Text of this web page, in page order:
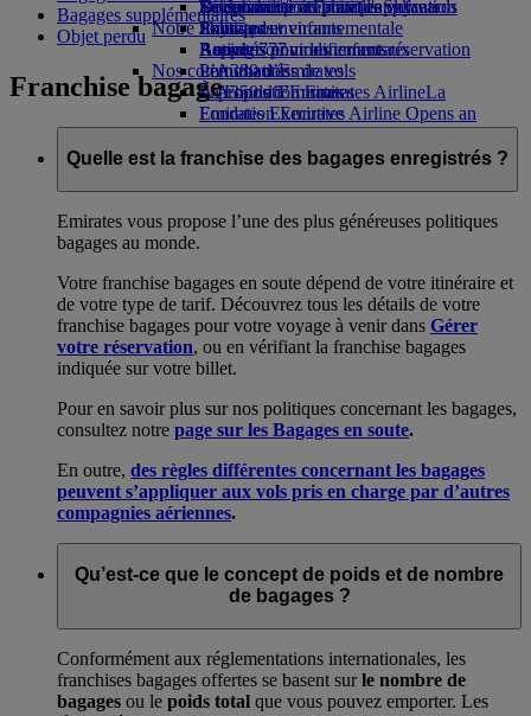
Boissons
Notre flotte
Boeing 777
L’A380 d’Emirates
L’A350 d’Emirates
Emirates Executive
Plan des sièges
Divertissements pour les enfants
Jouets pour enfants
Activités pour les enfants
La durabilité en pratique
Politique environnementale
Rapports environnementaux
Nos communautés
La Fondation Emirates AirlineLa
Fondation Emirates Airline Opens an
external link in a new tab
Parrainages
Se connecter à Emirates Skywards
Skywards+
Téléphone portable et l'application
Emirates
Annuler ou modifier une réservation
Perturbations de vols
À propos d’Emirates
Bagages supplémentaires
Objet perdu
Franchise bagage
Quelle est la franchise des bagages enregistrés ?
Emirates vous propose l’une des plus généreuses politiques
bagages au monde.
Votre franchise bagages en soute dépend de votre itinéraire et
de votre type de tarif. Découvrez tous les détails de votre
franchise bagages pour votre voyage à venir dans Gérer
votre réservation, ou en vérifiant la franchise bagages
indiquée sur votre billet.
Pour en savoir plus sur nos politiques concernant les bagages,
consultez notre page sur les Bagages en soute.
En outre, des règles différentes concernant les bagages
peuvent s’appliquer aux vols pris en charge par d’autres
compagnies aériennes.
Qu’est-ce que le concept de poids et de nombre
de bagages ?
Conformément aux réglementations internationales, les
franchises bagages offertes se basent surle nombre de
bagages ou le poids total que vous pouvez emporter. Les